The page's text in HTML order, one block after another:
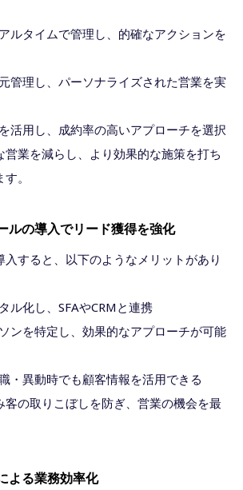
ルタイムで管理し、的確なアクションを
管理し、パーソナライズされた営業を実
活用し、成約率の高いアプローチを選択
営業を減らし、より効果的な施策を打ち
。
ルの導入でリード獲得を強化
すると、以下のようなメリットがあり
ル化し、SFAやCRMと連携
ンを特定し、効果的なアプローチが可能
・異動時でも顧客情報を活用できる
客の取りこぼしを防ぎ、営業の機会を最
よる業務効率化